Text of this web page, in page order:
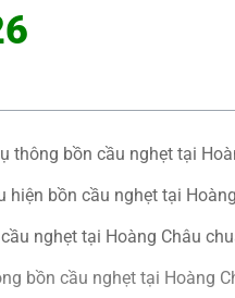
thông bồn cầu nghẹt tại
hiện bồn cầu nghẹt tại
nghẹt tại Hoàng Châu
bồn cầu nghẹt tại Hoàng